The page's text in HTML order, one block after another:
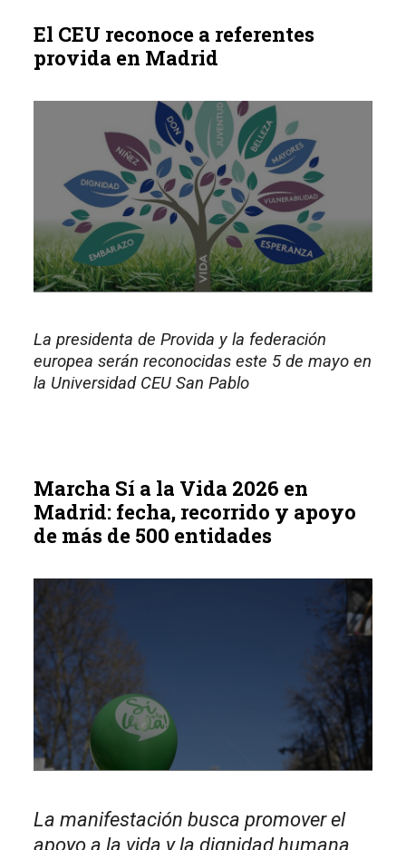
El CEU reconoce a referentes
provida en Madrid
La presidenta de Provida y la federación
europea serán reconocidas este 5 de mayo en
la Universidad CEU San Pablo
Marcha Sí a la Vida 2026 en
Madrid: fecha, recorrido y apoyo
de más de 500 entidades
La manifestación busca promover el
apoyo a la vida y la dignidad humana